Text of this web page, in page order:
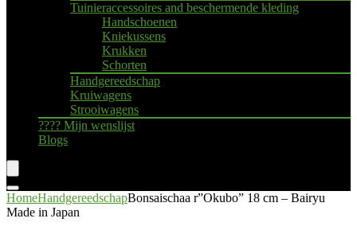
Tuinieraccessoires and beschermende kleding
Handschoenen
Kniekussens
Krukken
Schorten
Handgereedschap
Kruiwagens
Strooiwagens
???? Mijn wenslijst
Blogs
HomeHandgereedschapBonsaischaa r”Okubo” 18 cm – Bairyu
Made in Japan